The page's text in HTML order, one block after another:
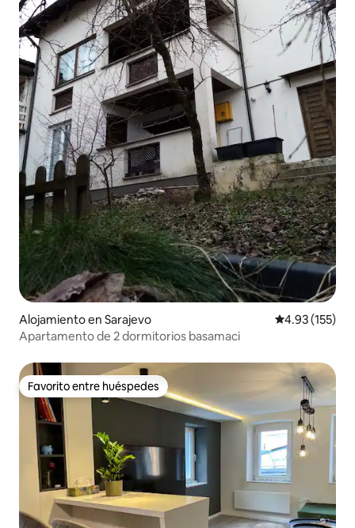
Alojamiento en Sarajevo Calificación
4.93 (155)
Apartamento de 2 dormitorios basamaci
Favorito entre huéspedes
Favorito entre huéspedes